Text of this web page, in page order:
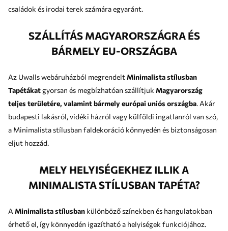
családok és irodai terek számára egyaránt.
SZÁLLÍTÁS MAGYARORSZÁGRA ÉS
BÁRMELY EU-ORSZÁGBA
Az Uwalls webáruházból megrendeltMinimalista stílusban
Tapétákatgyorsan és megbízhatóan szállítjuk Magyarország
teljes területére, valamint bármely európai uniós országba. Akár
budapesti lakásról, vidéki házról vagy külföldi ingatlanról van szó,
a Minimalista stílusban faldekoráció könnyedén és biztonságosan
eljut hozzád.
MELY HELYISÉGEKHEZ ILLIK A
MINIMALISTA STÍLUSBAN TAPÉTA?
A Minimalista stílusban különböző színekben és hangulatokban
érhető el, így könnyedén igazítható a helyiségek funkciójához.